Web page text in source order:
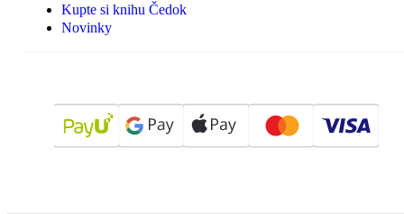
Kupte si knihu Čedok
Novinky